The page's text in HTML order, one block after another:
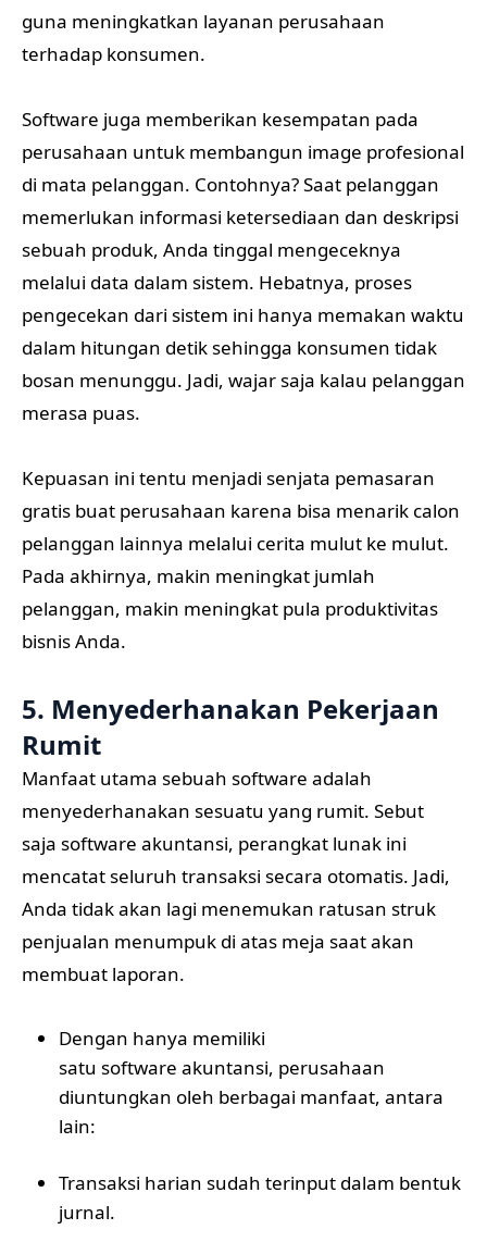
guna meningkatkan layanan perusahaan
terhadap konsumen.
Software juga memberikan kesempatan pada
perusahaan untuk membangun image profesional
di mata pelanggan. Contohnya? Saat pelanggan
memerlukan informasi ketersediaan dan deskripsi
sebuah produk, Anda tinggal mengeceknya
melalui data dalam sistem. Hebatnya, proses
pengecekan dari sistem ini hanya memakan waktu
dalam hitungan detik sehingga konsumen tidak
bosan menunggu. Jadi, wajar saja kalau pelanggan
merasa puas.
Kepuasan ini tentu menjadi senjata pemasaran
gratis buat perusahaan karena bisa menarik calon
pelanggan lainnya melalui cerita mulut ke mulut.
Pada akhirnya, makin meningkat jumlah
pelanggan, makin meningkat pula produktivitas
bisnis Anda.
5. Menyederhanakan Pekerjaan
Rumit
Manfaat utama sebuah software adalah
menyederhanakan sesuatu yang rumit. Sebut
saja software akuntansi, perangkat lunak ini
mencatat seluruh transaksi secara otomatis. Jadi,
Anda tidak akan lagi menemukan ratusan struk
penjualan menumpuk di atas meja saat akan
membuat laporan.
Dengan hanya memiliki
satu software akuntansi, perusahaan
diuntungkan oleh berbagai manfaat, antara
lain:
Transaksi harian sudah terinput dalam bentuk
jurnal.